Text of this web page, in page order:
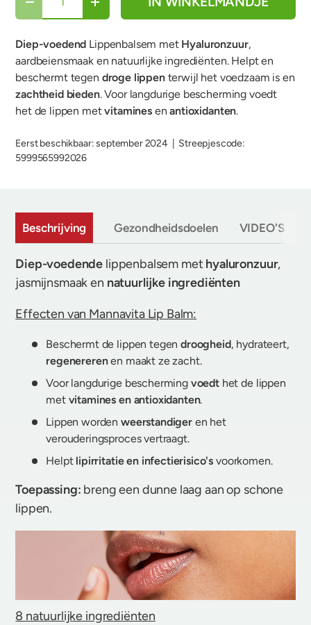
- +
Diep-voedend Lippenbalsem met Hyaluronzuur,
aardbeiensmaak en natuurlijke ingrediënten. Helpt en
beschermt tegen droge lippenterwijl het voedzaam is en
zachtheid bieden. Voor langdurige bescherming voedt
het de lippen metvitaminesenantioxidanten.
Eerst beschikbaar: september 2024| Streepjescode:
5999565992026
Beschrijving Gezondheidsdoelen VIDEO'S
Diep-voedende lippenbalsem met hyaluronzuur,
jasmijnsmaak en natuurlijke ingrediënten
Effecten van Mannavita Lip Balm:
Beschermt de lippen tegendroogheid, hydrateert,
regenererenen maakt ze zacht.
Voor langdurige bescherming voedthet de lippen
met vitamines en antioxidanten.
Lippen worden weerstandigeren het
verouderingsproces vertraagt.
Helpt lipirritatie en infectierisico's voorkomen.
Toepassing: breng een dunne laag aan op schone
lippen.
8 natuurlijke ingrediënten